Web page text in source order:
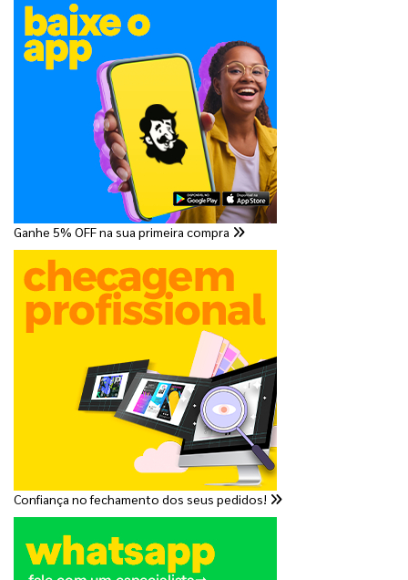
Ganhe 5% OFF na sua primeira compra
Confiança no fechamento dos seus pedidos!